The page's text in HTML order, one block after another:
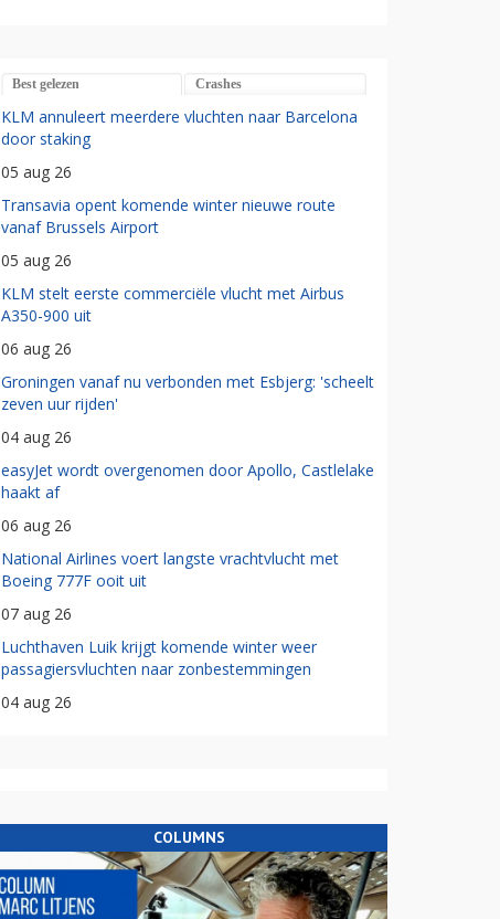
Best gelezen Crashes
KLM annuleert meerdere vluchten naar Barcelona
door staking
05 aug 26
Transavia opent komende winter nieuwe route
vanaf Brussels Airport
05 aug 26
KLM stelt eerste commerciële vlucht met Airbus
A350-900 uit
06 aug 26
Groningen vanaf nu verbonden met Esbjerg: 'scheelt
zeven uur rijden'
04 aug 26
easyJet wordt overgenomen door Apollo, Castlelake
haakt af
06 aug 26
National Airlines voert langste vrachtvlucht met
Boeing 777F ooit uit
07 aug 26
Luchthaven Luik krijgt komende winter weer
passagiersvluchten naar zonbestemmingen
04 aug 26
COLUMNS